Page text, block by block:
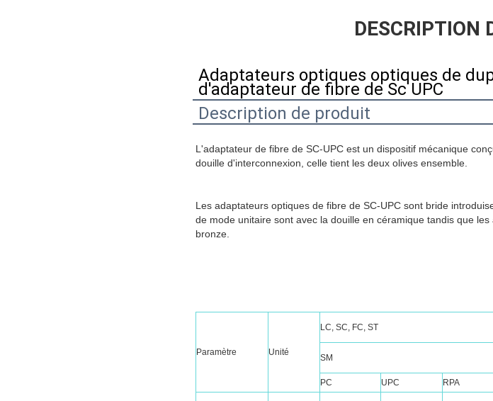
DESCRIPTION
Adaptateurs optiques optiques de
d'adaptateur de fibre de Sc UPC
Description de produit
L'adaptateur de fibre de SC-UPC est un dispositif mécanique
douille d'interconnexion, celle tient les deux olives ensemble.
Les adaptateurs optiques de fibre de SC-UPC sont bride
de mode unitaire sont avec la douille en céramique tandis que
bronze.
Paramètre Unité
LC, SC, FC, ST
SM
PC UPC RPA